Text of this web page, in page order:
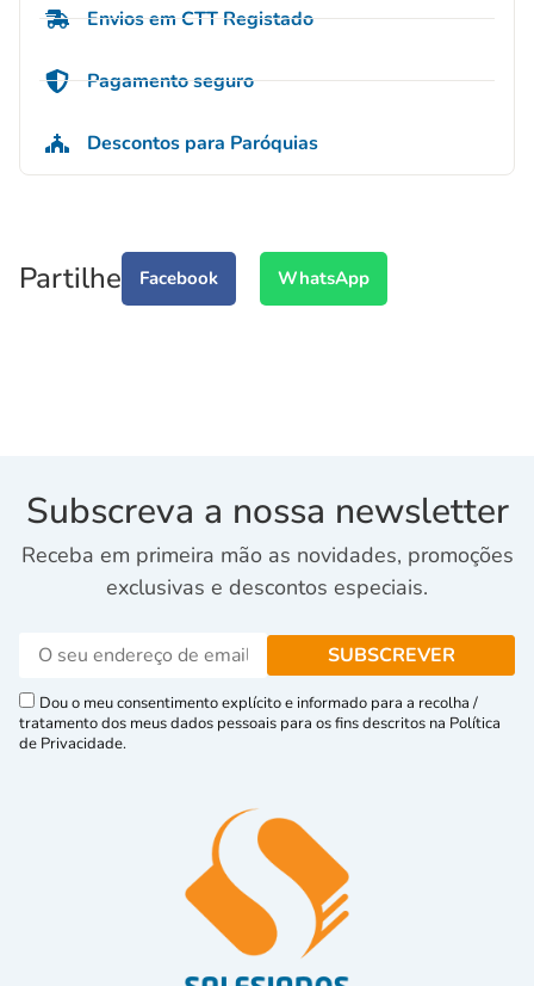
Envios em CTT Registado
Pagamento seguro
Descontos para Paróquias
Partilhe Facebook WhatsApp
Subscreva a nossa newsletter
Receba em primeira mão as novidades, promoções
exclusivas e descontos especiais.
Dou o meu consentimento explícito e informado para a recolha /
tratamento dos meus dados pessoais para os fins descritos na Política
de Privacidade.